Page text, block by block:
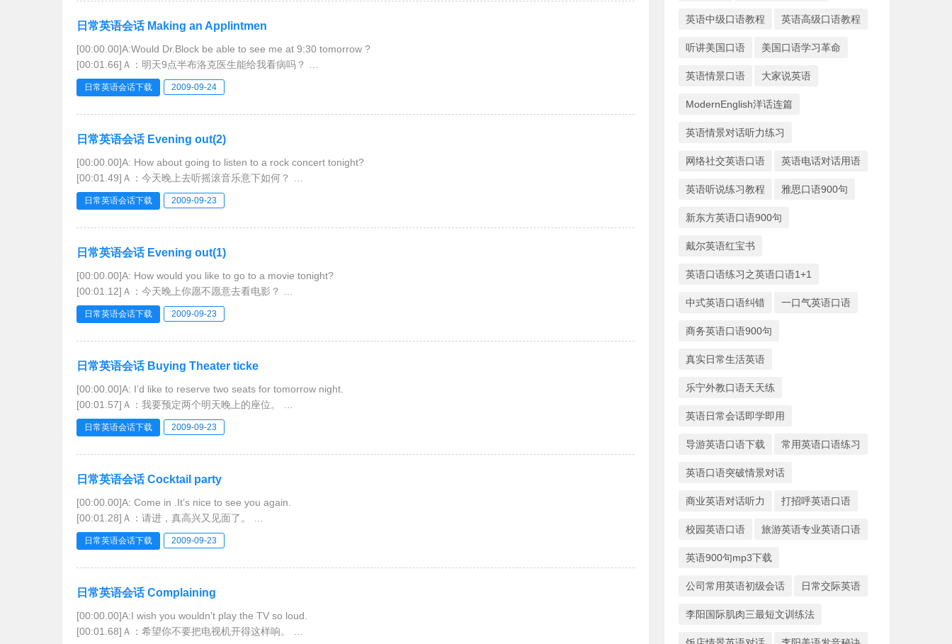
日常英语会话 Making an Applintmen
[00:00.00]A:Would Dr.Block be able to see me at 9:30 tomorrow ?
[00:01.66]Ａ：明天9点半布洛克医生能给我看病吗？
[00:03.32]B:I’m sorry,but she won’t have any openings until 11:00,unless there’s
日常英语会话下载 2009-09-24
日常英语会话 Evening out(2)
[00:00.00]A: How about going to listen to a rock concert tonight?
[00:01.49]Ａ：今天晚上去听摇滚音乐意下如何？
[00:02.98]B: I’d enjoy that.
[00:03.64]Ｂ：我很乐意欣赏。
日常英语会话下载 2009-09-23
日常英语会话 Evening out(1)
[00:00.00]A: How would you like to go to a movie tonight?
[00:01.12]Ａ：今天晚上你愿不愿意去看电影？
[00:02.25]B:Thanks for asking,but I don’t think so.
[00:03.45]Ｂ：谢谢你的邀请，不过我不想去
日常英语会话下载 2009-09-23
日常英语会话 Buying Theater ticke
[00:00.00]A: I’d like to reserve two seats for tomorrow night.
[00:01.57]Ａ：我要预定两个明天晚上的座位。
[00:03.13]B:Would you like orchestra seats?
[00:04.14]Ｂ：你要正厅前排的座位吗？
日常英语会话下载 2009-09-23
日常英语会话 Cocktail party
[00:00.00]A: Come in .It’s nice to see you again.
[00:01.28]Ａ：请进，真高兴又见面了。
[00:02.56]B:It’s nice to be here.
[00:03.23]Ｂ：能来这里真是太好了。
日常英语会话下载 2009-09-23
日常英语会话 Complaining
[00:00.00]A:I wish you wouldn’t play the TV so loud.
[00:01.68]Ａ：希望你不要把电视机开得这样响。
英语中级口语教程 英语高级口语教程
听讲美国口语 美国口语学习革命
英语情景口语 大家说英语
ModernEnglish洋话连篇
英语情景对话听力练习
网络社交英语口语 英语电话对话用语
英语听说练习教程 雅思口语900句
新东方英语口语900句
戴尔英语红宝书
英语口语练习之英语口语1+1
中式英语口语纠错 一口气英语口语
商务英语口语900句
真实日常生活英语
乐宁外教口语天天练
英语日常会话即学即用
导游英语口语下载 常用英语口语练习
英语口语突破情景对话
商业英语对话听力 打招呼英语口语
校园英语口语 旅游英语专业英语口语
英语900句mp3下载
公司常用英语初级会话 日常交际英语
李阳国际肌肉三最短文训练法